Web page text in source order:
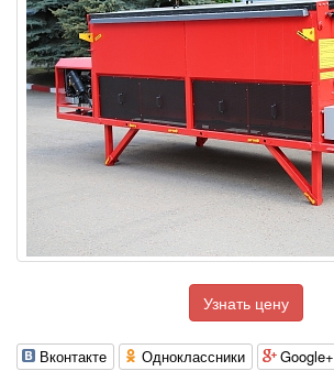
Узнать цену
Вконтакте Одноклассники Google+